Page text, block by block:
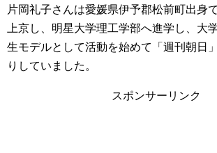
片岡礼子さんは愛媛県伊予郡松前町出身
上京し、明星大学理工学部へ進学し、大
生モデルとして活動を始めて「週刊朝日
りしていました。
スポンサーリンク